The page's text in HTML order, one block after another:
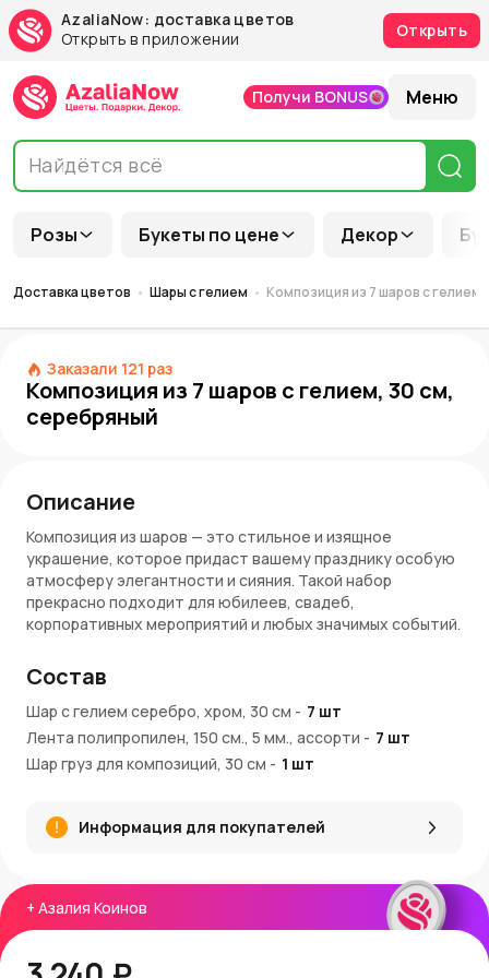
AzaliaNow: доставка цветов
Открыть в приложении
Открыть
Розы Букеты по цене Декор
Получи BONUS Меню
Доставка цветов Шары с гелием Композиция из 7 шаров с
Заказали 121 раз
Композиция из 7 шаров с гелием, 30 см,
серебряный
+ Азалия Коинов
Описание
Композиция из шаров — это стильное и изящное
украшение, которое придаст вашему празднику особую
атмосферу элегантности и сияния. Такой набор
прекрасно подходит для юбилеев, свадеб,
корпоративных мероприятий и любых значимых событий.
обеспечивает аккуратный внешний вид и удобство при
транспортировке.
Преимущества:
Семь шаров благородного серебряного оттенка —
состоянии
Диаметр 30 см — оптимальный размер для заметного
акцента на празднике
мероприятий и фотозон
Состав
Шар с гелием серебро, хром, 30 см - 7 шт
Лента полипропилен, 150 см., 5 мм., ассорти - 7 шт
Шар груз для композиций, 30 см - 1 шт
Информация для покупателей